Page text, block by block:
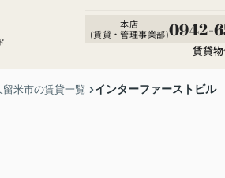
本店
(賃貸・管理事業部)0942-
賃貸
留米市の賃貸一覧 インターファーストビル